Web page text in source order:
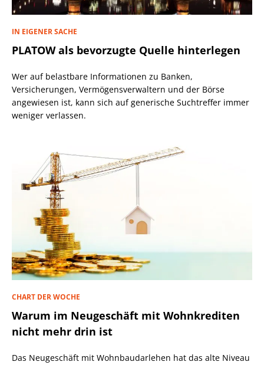
IN EIGENER SACHE
PLATOW als bevorzugte Quelle hinterlegen
Wer auf belastbare Informationen zu Banken,
Versicherungen, Vermögensverwaltern und der Börse
angewiesen ist, kann sich auf generische Suchtreffer immer
weniger verlassen.
CHART DER WOCHE
Warum im Neugeschäft mit Wohnkrediten
nicht mehr drin ist
Das Neugeschäft mit Wohnbaudarlehen hat das alte Niveau